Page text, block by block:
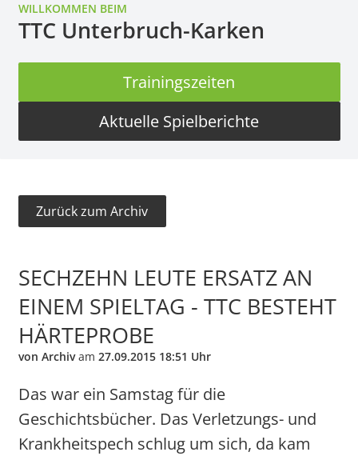
WILLKOMMEN BEIM
TTC Unterbruch-Karken
Trainingszeiten
Aktuelle Spielberichte
Zurück zum Archiv
SECHZEHN LEUTE ERSATZ AN
EINEM SPIELTAG - TTC BESTEHT
HÄRTEPROBE
von Archivam 27.09.2015 18:51 Uhr
Das war ein Samstag für die
Geschichtsbücher. Das Verletzungs- und
Krankheitspech schlug um sich, da kam